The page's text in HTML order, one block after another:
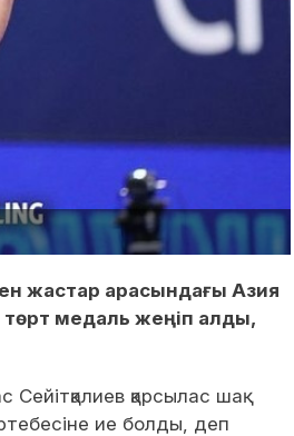
жастар арасындағы Азия
медаль жеңіп алды,
қарсылас шақ
ие болды, деп